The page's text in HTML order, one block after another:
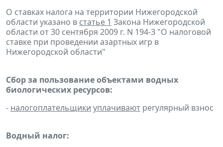
О ставках налога на территории Нижегородской
области указано в статье 1 Закона Нижегородской
области от 30 сентября 2009 г. N 194-З "О налоговой
ставке при проведении азартных игр в
Нижегородской области"
Сбор за пользование объектами водных
биологических ресурсов:
- налогоплательщики уплачивают регулярный взнос
Водный налог: